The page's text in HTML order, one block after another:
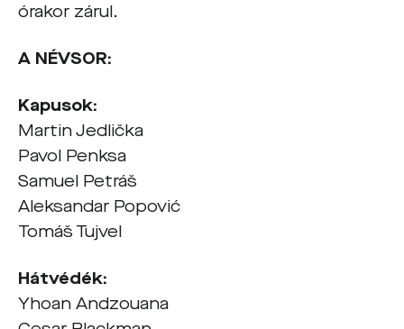
órakor zárul.
A NÉVSOR:
Kapusok:
Martin Jedlička
Pavol Penksa
Samuel Petráš
Aleksandar Popović
Tomáš Tujvel
Hátvédék:
Yhoan Andzouana